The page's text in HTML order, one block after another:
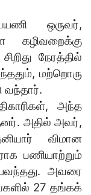
ஒருவர்,
கழிவறைக்கு
நேரத்தில்
மற்றொரு
வந்தார்.
அந்த
அதில் அவர்,
விமான
பணியாற்றும்
அவரை
27 தங்கக்